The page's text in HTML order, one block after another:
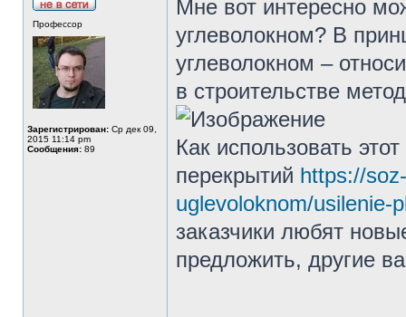
Профессор
Зарегистрирован: Ср дек 09,
2015 11:14 pm
Сообщения: 89
Мне вот интересно
углеволокном? В
углеволокном –
в строительстве
Как использовать
перекрытий https://
uglevoloknom/usilenie-
заказчики любят
предложить, другие